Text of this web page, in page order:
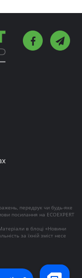
передрук чи будь-яке
посилання на ECOEXPERT
в блоці «Новини
за їхній зміст несе